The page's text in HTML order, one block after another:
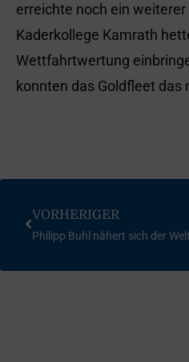
erreichte noch ein
Kaderkollege Kamrath
Wettfahrtwertung
konnten das Goldfleet das
VORHERIGER
Philipp Buhl nähert sich der